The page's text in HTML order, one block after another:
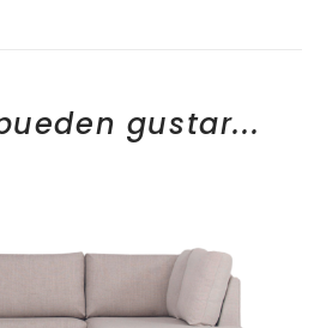
gustar...